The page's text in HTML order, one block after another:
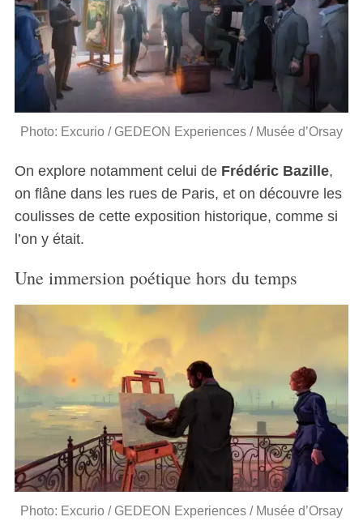
Photo: Excurio / GEDEON Experiences / Musée d’Orsay
On explore notamment celui de Frédéric Bazille,
on flâne dans les rues de Paris, et on découvre les
coulisses de cette exposition historique, comme si
l’on y était.
Une immersion poétique hors du temps
Photo: Excurio / GEDEON Experiences / Musée d’Orsay